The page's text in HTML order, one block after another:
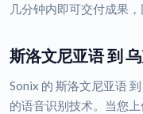
几分钟内即可交付成果
斯洛文尼亚语 到
Sonix 的 斯洛文尼亚语
的语音识别技术。当您